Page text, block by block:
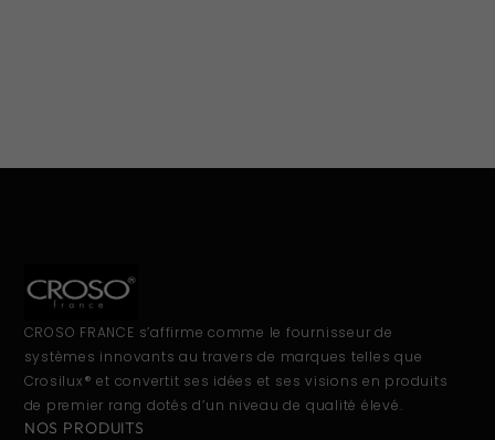
CROSO FRANCE s’affirme comme le fournisseur de
systèmes innovants au travers de marques telles que
Crosilux® et convertit ses idées et ses visions en produits
de premier rang dotés d’un niveau de qualité élevé.
NOS PRODUITS